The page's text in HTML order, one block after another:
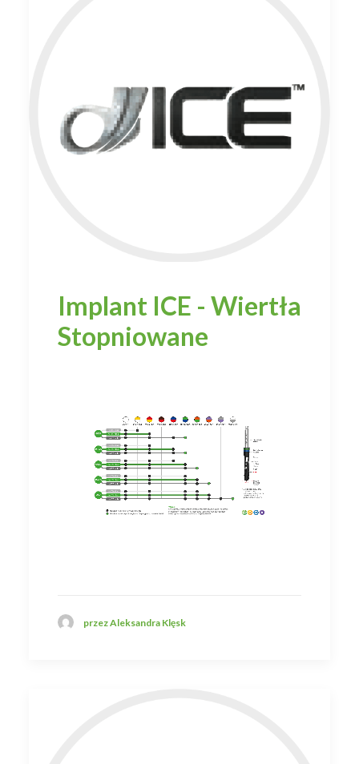
Implant ICE - Wiertła
Stopniowane
przez Aleksandra Klęsk